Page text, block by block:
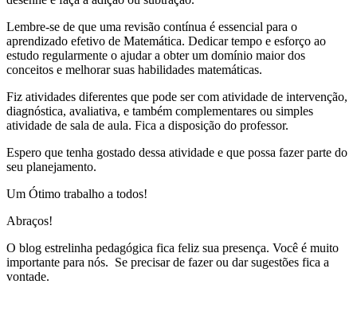
Lembre-se de que uma revisão contínua é essencial para o
aprendizado efetivo de Matemática. Dedicar tempo e esforço ao
estudo regularmente o ajudar a obter um domínio maior dos
conceitos e melhorar suas habilidades matemáticas.
Fiz atividades diferentes que pode ser com atividade de intervenção,
diagnóstica, avaliativa, e também complementares ou simples
atividade de sala de aula. Fica a disposição do professor.
Espero que tenha gostado dessa atividade e que possa fazer parte do
seu planejamento.
Um Ótimo trabalho a todos!
Abraços!
O blog estrelinha pedagógica fica feliz sua presença. Você é muito
importante para nós. Se precisar de fazer ou dar sugestões fica a
vontade.